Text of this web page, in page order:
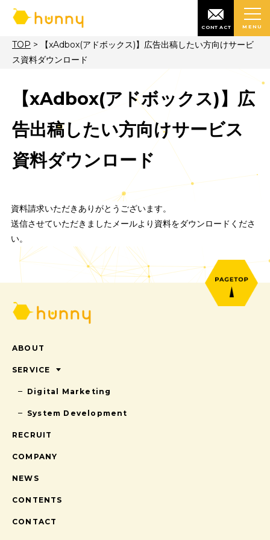
MENU
CONTACT
TOP >
【xAdbox(アドボックス)】広告出稿したい方向けサービ
ス資料ダウンロード
【xAdbox(アドボックス)】
告出稿したい方向けサービス
資料請求いただきありがとうございます。
送信させていただきましたメールより資料をダウンロードく
い。
ABOUT
SERVICE
Digital Marketing
System Development
RECRUIT
COMPANY
NEWS
CONTENTS
CONTACT